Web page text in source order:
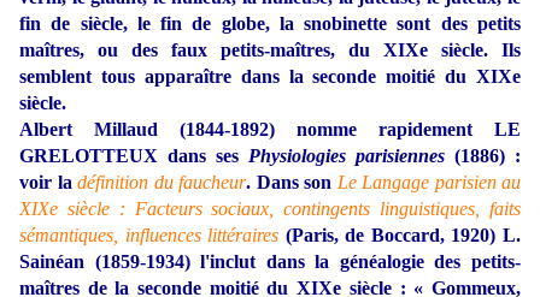
fin de siècle, le fin de globe, la snobinette sont des petits
maîtres, ou des faux petits-maîtres, du XIXe siècle. Ils
semblent tous apparaître dans la seconde moitié du XIXe
siècle.
Albert Millaud (1844-1892) nomme rapidement LE
GRELOTTEUX dans ses Physiologies parisiennes (1886) :
voir la définition du faucheur. Dans son Le Langage parisien au
XIXe siècle : Facteurs sociaux, contingents linguistiques, faits
sémantiques, influences littéraires (Paris, de Boccard, 1920) L.
Sainéan (1859-1934) l'inclut dans la généalogie des petits-
maîtres de la seconde moitié du XIXe siècle : « Gommeux,